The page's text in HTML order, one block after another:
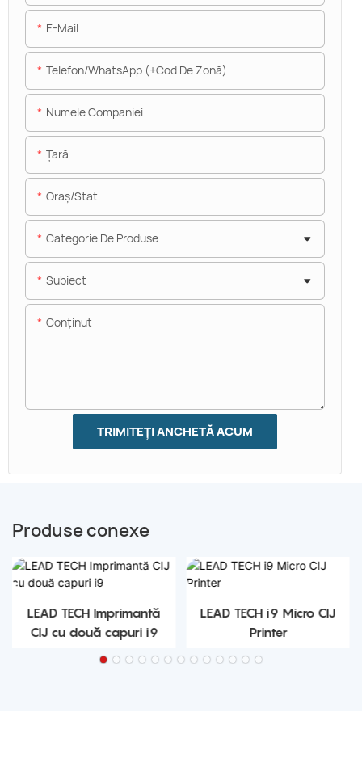
E-Mail
Telefon/WhatsApp (+Cod De Zonă)
Numele Companiei
Ţară
Oraș/stat
Categorie De Produse
Subiect
Conţinut
TRIMITEȚI ANCHETĂ ACUM
Produse conexe
LEAD TECH Imprimantă
CIJ cu două capuri i9
LEAD TECH i9 Micro CIJ
Printer